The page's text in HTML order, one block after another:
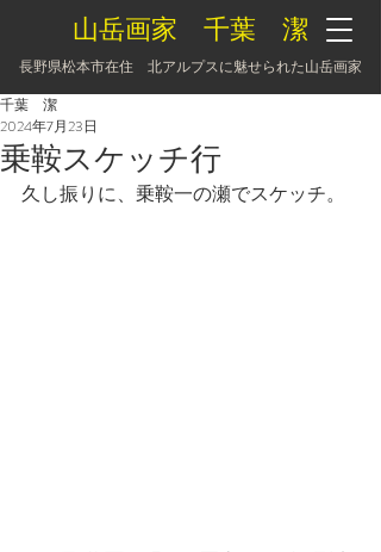
山岳画家 千葉 潔
長野県松本市在住 北アルプスに魅せられた山岳画家
乗鞍スケッチ行
千葉 潔
2024年7月23日
久し振りに、乗鞍一の瀬でスケッチ。